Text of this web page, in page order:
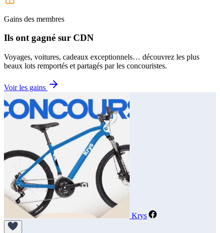
Gains des membres
Ils ont gagné sur CDN
Voyages, voitures, cadeaux exceptionnels… découvrez les plus
beaux lots remportés et partagés par les concouristes.
Voir les gains
Krys